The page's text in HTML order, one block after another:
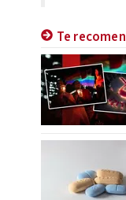
Te